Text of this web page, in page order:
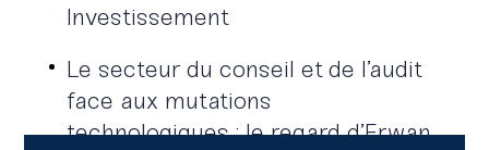
Investissement
Le secteur du conseil et de l’audit
face aux mutations
technologiques : le regard d’Erwan